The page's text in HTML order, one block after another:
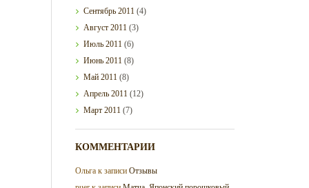
Сентябрь2011 (4)
Август2011 (3)
Июль2011 (6)
Июнь2011 (8)
Май2011 (8)
Апрель2011 (12)
Март2011 (7)
КОММЕНТАРИИ
Ольга к записиОтзывы